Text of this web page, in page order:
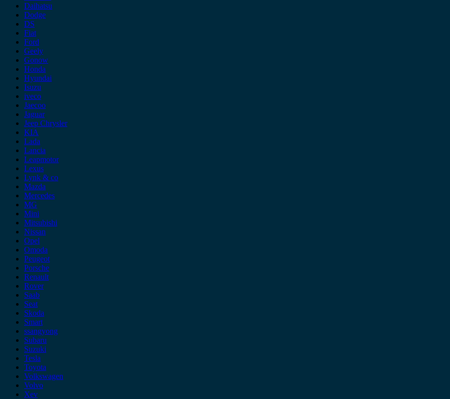
Daihatsu
Dodge
DS
Fiat
Ford
Geely
Gonow
Honda
Hyundai
Isuzu
iveco
Jaecoo
Jaguar
Jeep Chrysler
KIA
Lada
Lancia
Leapmotor
Lexus
Lynk & co
Mazda
Mercedes
MG
Mini
Mitsubishi
Nissan
Opel
Omoda
Peugeot
Porsche
Renault
Rover
Saab
Seat
Skoda
Smart
ssangyong
Subaru
Suzuki
Tesla
Toyota
Volkswagen
Volvo
Xev